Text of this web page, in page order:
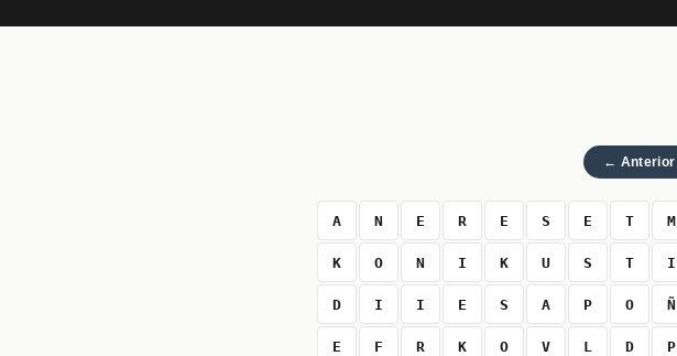
← Anterior
A N E R E S E T M
K O N I K U S T I
D I I E S A P O Ñ
E F R K O V L D P